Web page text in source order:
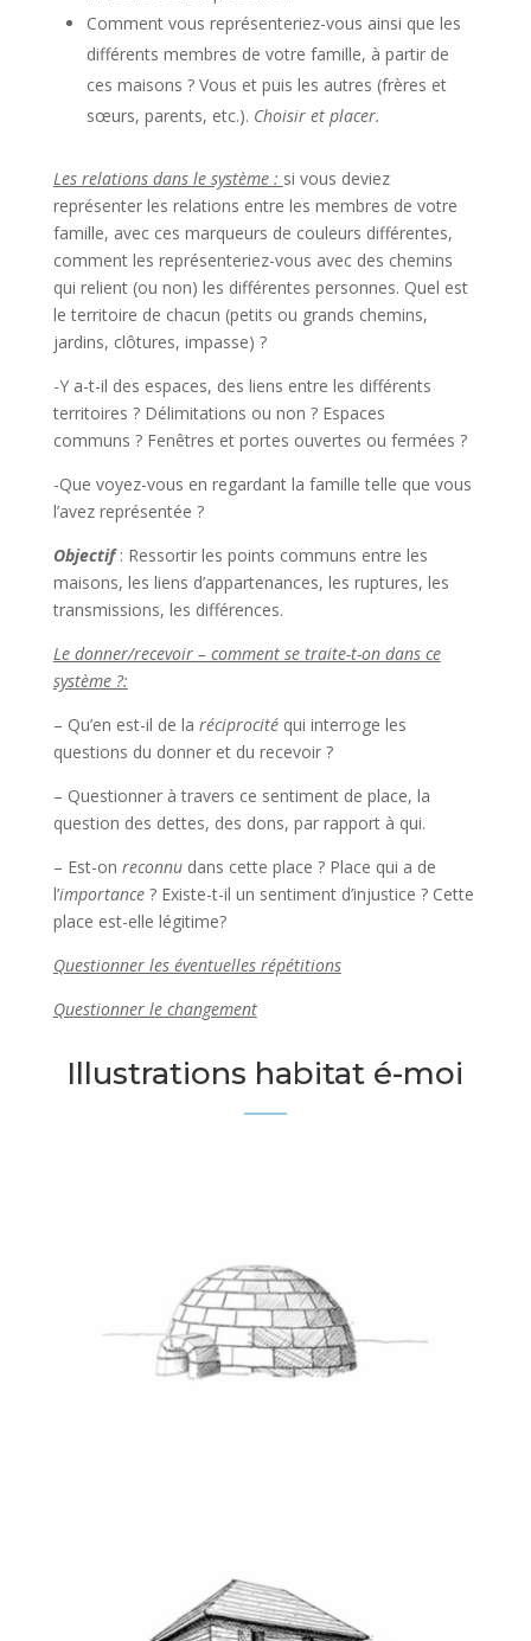
Comment vous représenteriez-vous ainsi que les
différents membres de votre famille, à partir de
ces maisons ? Vous et puis les autres (frères et
sœurs, parents, etc.). Choisir et placer.
Les relations dans le système : si vous deviez
représenter les relations entre les membres de votre
famille, avec ces marqueurs de couleurs différentes,
comment les représenteriez-vous avec des chemins
qui relient (ou non) les différentes personnes. Quel est
le territoire de chacun (petits ou grands chemins,
jardins, clôtures, impasse) ?
-Y a-t-il des espaces, des liens entre les différents
territoires ? Délimitations ou non ? Espaces
communs ? Fenêtres et portes ouvertes ou fermées ?
-Que voyez-vous en regardant la famille telle que vous
l’avez représentée ?
Objectif : Ressortir les points communs entre les
maisons, les liens d’appartenances, les ruptures, les
transmissions, les différences.
Le donner/recevoir – comment se traite-t-on dans ce
système ?:
– Qu’en est-il de la réciprocitéqui interroge les
questions du donner et du recevoir ?
– Questionner à travers ce sentiment de place, la
question des dettes, des dons, par rapport à qui.
– Est-on reconnu dans cette place ? Place qui a de
l’importance? Existe-t-il un sentiment d’injustice ? Cette
place est-elle légitime?
Questionner les éventuelles répétitions
Questionner le changement
Illustrations habitat é-moi